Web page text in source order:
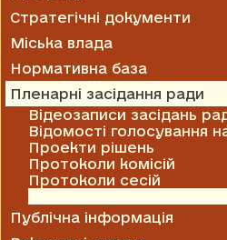
Стратегічні документи
Міська влада
Нормативна база
Пленарні засідання ради
Відеозаписи засідань
Відомості голосування
Проекти рішень
Протоколи комісій
Протоколи сесій
Публічна інформація